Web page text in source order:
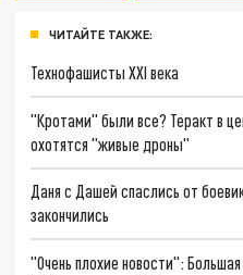
ЧИТАЙТЕ ТАКЖЕ:
Технофашисты XXI века
"Кротами" были все? Теракт в
охотятся "живые дроны"
Даня с Дашей спаслись от
закончились
"Очень плохие новости":